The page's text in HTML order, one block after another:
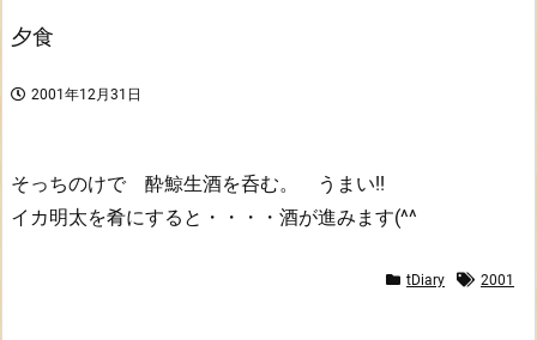
夕食
2001年12月31日
そっちのけで 酔鯨生酒を呑む。 うまい!!
イカ明太を肴にすると・・・・酒が進みます(^^
tDiary 2001